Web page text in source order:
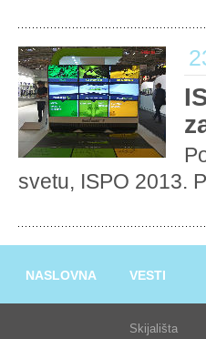
svetu, ISPO 2013.
NASLOVNA VESTI
Skijališta